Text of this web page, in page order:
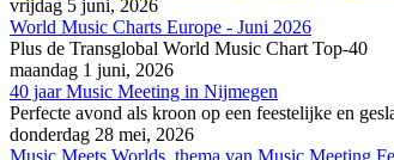
vrijdag 5 juni, 2026
World Music Charts Europe - Juni 2026
Plus de Transglobal World Music Chart Top-40
maandag 1 juni, 2026
40 jaar Music Meeting in Nijmegen
Perfecte avond als kroon op een feestelijke en
donderdag 28 mei, 2026
Music Meets Worlds, thema van Music Meeting